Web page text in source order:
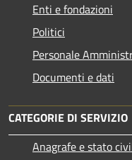
Enti e fondazioni
Politici
Personale
Documenti e dati
CATEGORIE DI SERVIZIO
Anagrafe e stato